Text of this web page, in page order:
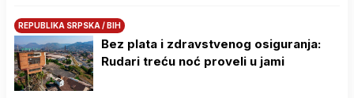
REPUBLIKA SRPSKA / BIH
Bez plata i zdravstvenog osiguranja:
Rudari treću noć proveli u jami